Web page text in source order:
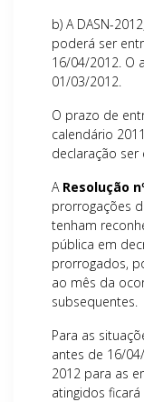
b) A DASN-
poderá ser
16/04/2012. O
01/03/2012.
O prazo de
calendário
declaração ser
A Resolução
prorrogações
tenham
pública em
prorrogados,
ao mês da
subsequentes.
Para as
antes de 16/
2012 para as
atingidos